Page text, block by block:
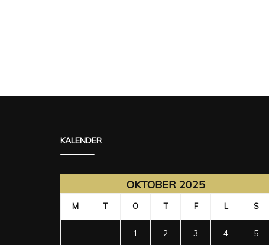
KALENDER
OKTOBER 2025
M T O T F L S
1 2 3 4 5